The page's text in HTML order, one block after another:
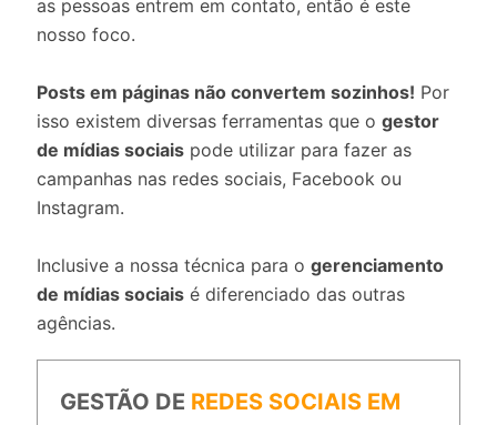
as pessoas entrem em contato, então é este
nosso foco.
Posts em páginas não convertem sozinhos! Por
isso existem diversas ferramentas que o gestor
de mídias sociais pode utilizar para fazer as
campanhas nas redes sociais, Facebook ou
Instagram.
Inclusive a nossa técnica para o gerenciamento
de mídias sociais é diferenciado das outras
agências.
GESTÃO DE REDES SOCIAIS EM